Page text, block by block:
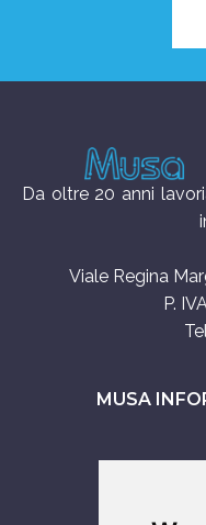
Da oltre 20 anni
Viale Regina
P.
MUSA